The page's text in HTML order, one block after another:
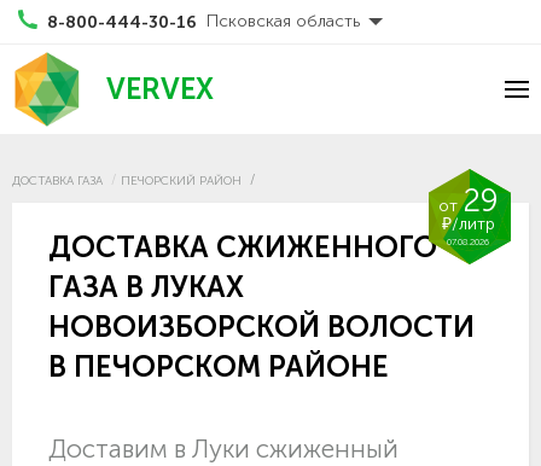
8-800-444-30-16 Псковская область
VERVEX
ДОСТАВКА ГАЗА ПЕЧОРСКИЙ РАЙОН
от29
₽/литр
07.08.2026
ДОСТАВКА СЖИЖЕННОГО
ГАЗА В ЛУКАХ
НОВОИЗБОРСКОЙ ВОЛОСТИ
В ПЕЧОРСКОМ РАЙОНЕ
Доставим в Луки сжиженный